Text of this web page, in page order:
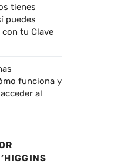
tienes
puedes
tu Clave
funciona y
al